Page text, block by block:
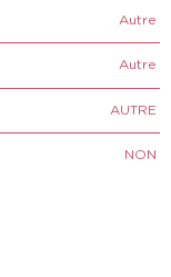
Autre
Autre
AUTRE
NON